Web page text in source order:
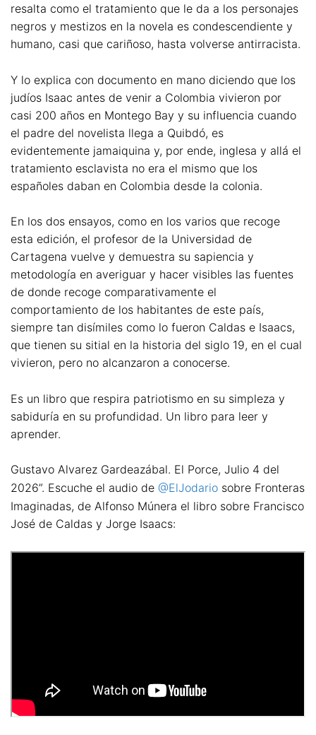
resalta como el tratamiento que le da a los personajes
negros y mestizos en la novela es condescendiente y
humano, casi que cariñoso, hasta volverse antirracista.
Y lo explica con documento en mano diciendo que los
judíos Isaac antes de venir a Colombia vivieron por
casi 200 años en Montego Bay y su influencia cuando
el padre del novelista llega a Quibdó, es
evidentemente jamaiquina y, por ende, inglesa y allá el
tratamiento esclavista no era el mismo que los
españoles daban en Colombia desde la colonia.
En los dos ensayos, como en los varios que recoge
esta edición, el profesor de la Universidad de
Cartagena vuelve y demuestra su sapiencia y
metodología en averiguar y hacer visibles las fuentes
de donde recoge comparativamente el
comportamiento de los habitantes de este país,
siempre tan disímiles como lo fueron Caldas e Isaacs,
que tienen su sitial en la historia del siglo 19, en el cual
vivieron, pero no alcanzaron a conocerse.
Es un libro que respira patriotismo en su simpleza y
sabiduría en su profundidad. Un libro para leer y
aprender.
Gustavo Alvarez Gardeazábal. El Porce, Julio 4 del
2026”. Escuche el audio de @ElJodario sobre Fronteras
Imaginadas, de Alfonso Múnera el libro sobre Francisco
José de Caldas y Jorge Isaacs: